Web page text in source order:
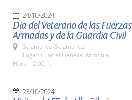
24/10/2024
Dia del Veterano de las Fuerzas
Armadas y de la Guardia Civil
Salamanca (Salamanca)
Lugar: Cuartel General Arroquia
Hora: 12:00 h.
23/10/2024